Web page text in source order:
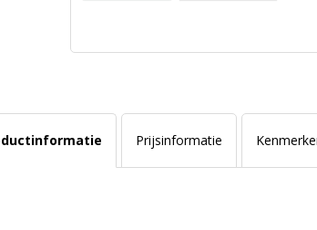
Prijsinformatie